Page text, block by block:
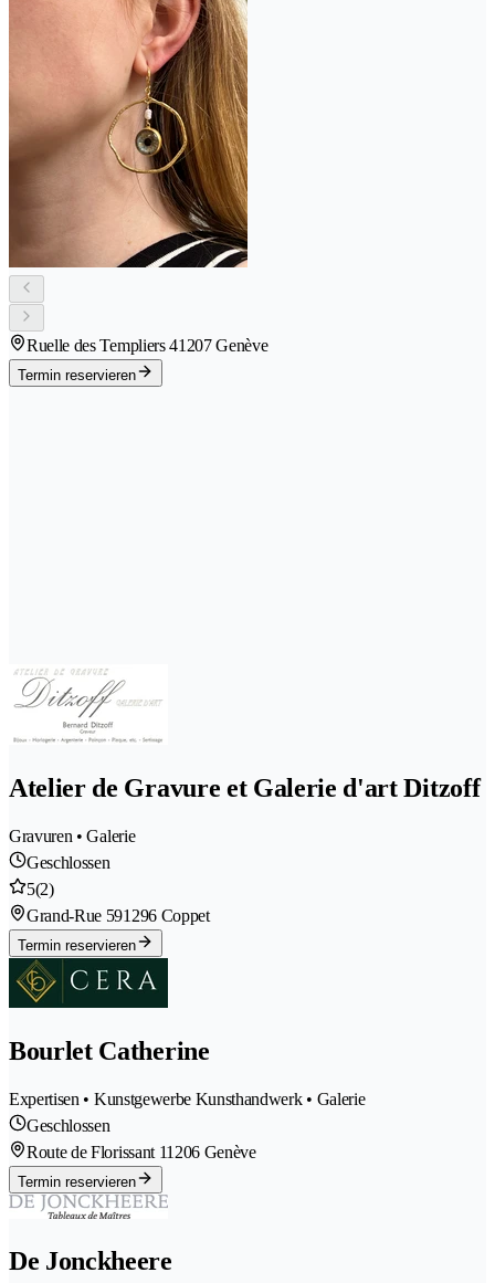
Ruelle des Templiers 41207 Genève
Termin reservieren
Atelier de Gravure et Galerie d'art Ditzoff
Gravuren • Galerie
Geschlossen
5(2)
Grand-Rue 591296 Coppet
Termin reservieren
Bourlet Catherine
Expertisen • Kunstgewerbe Kunsthandwerk • Galerie
Geschlossen
Route de Florissant 11206 Genève
Termin reservieren
De Jonckheere